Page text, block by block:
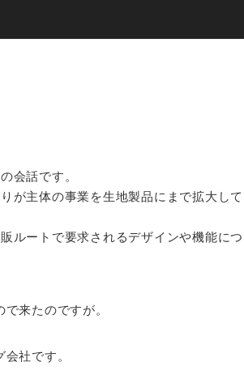
会話です。
が主体の事業を生地製品にまで拡大し
ルートで要求されるデザインや機能に
来たのですが。
社です。